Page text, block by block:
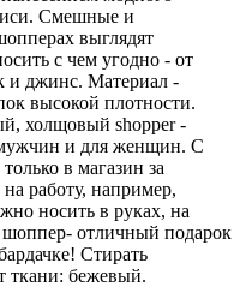
Смешные и
выглядят
с чем угодно - от
и джинс. Материал -
высокой плотности.
холщовый shopper -
мужчин и для женщин. С
в магазин за
работу, например,
носить в руках, на
шоппер- отличный подарок
Стирать
ткани: бежевый.